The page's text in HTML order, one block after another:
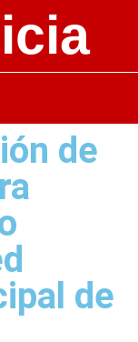
de
de